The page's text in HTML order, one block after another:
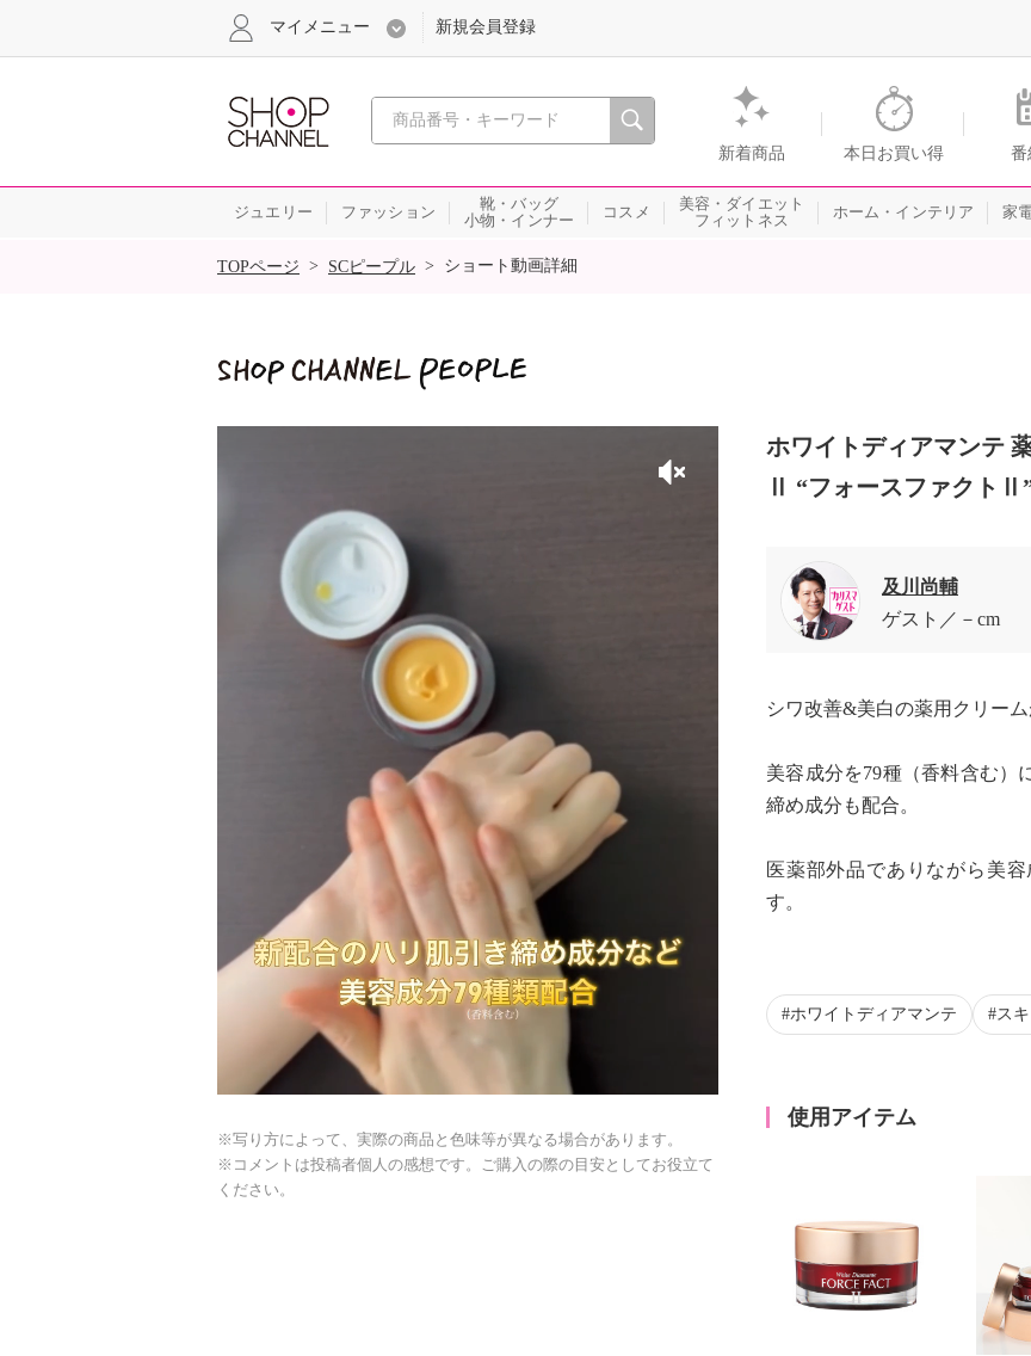
心おどる、瞬間を。通販・テレビショッピングのショップチャンネル
新着商品 本日お買い得 番
マイメニュー 新規会員登録
ジュエリー ファッション
靴・バッグ
小物・インナー
コスメ
美容・ダイエット
フィットネス
ホーム・インテリア 家
SALE
TOPページ > SCピープル > ショート動画詳細
※写り方によって、実際の商品と色味等が異なる場合があります。
※コメントは投稿者個人の感想です。ご購入の際の目安としてお役立て
ください。
ホワイトディアマンテ
Ⅱ “フォースファクト
及川尚輔
ゲスト
－cm
シワ改善&美白の薬用クリーム
美容成分を79種（香料含む）
締め成分も配合。
医薬部外品でありながら美
す。
ホワイトディアマンテ ス
使用アイテム